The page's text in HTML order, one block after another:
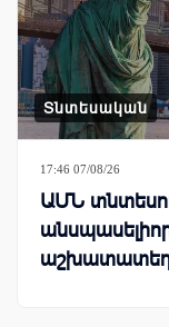
Տնտեսական
17:46 07/08/26
ԱՄՆ